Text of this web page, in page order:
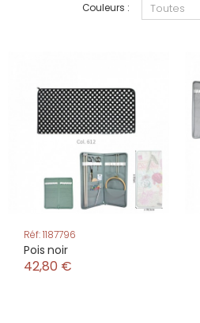
Couleurs :
Réf: 1187796
Pois noir
42,80 €